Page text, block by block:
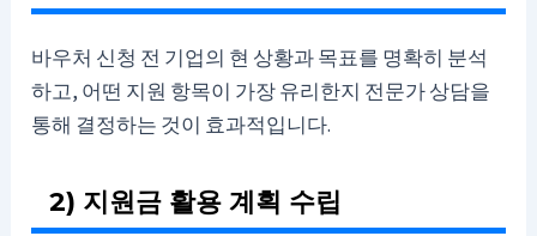
바우처 신청 전 기업의 현 상황과 목표를 명확히 분석
하고, 어떤 지원 항목이 가장 유리한지 전문가 상담을
통해 결정하는 것이 효과적입니다.
2) 지원금 활용 계획 수립